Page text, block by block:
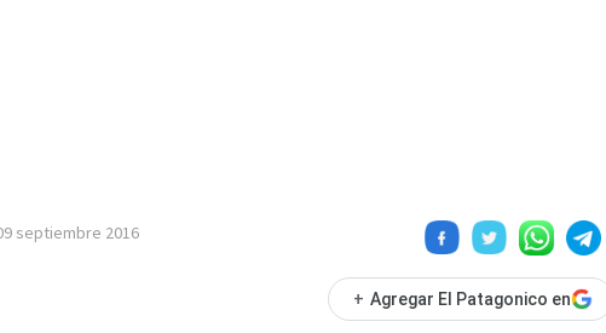
septiembre 2016
+ Agregar El Patagonico en